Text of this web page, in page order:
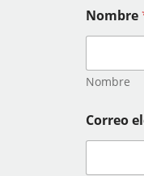
Nombre
Nombre
Correo